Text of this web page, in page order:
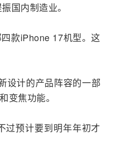
国内制造业。
款iPhone 17机型。这
设计的产品阵容的一部
变焦功能。
过预计要到明年年初才